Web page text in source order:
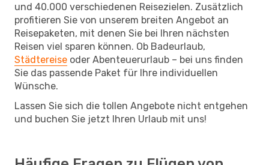
und 40.000 verschiedenen Reisezielen. Zusätzlich
profitieren Sie von unserem breiten Angebot an
Reisepaketen, mit denen Sie bei Ihren nächsten
Reisen viel sparen können. Ob Badeurlaub,
Städtereise oder Abenteuerurlaub – bei uns finden
Sie das passende Paket für Ihre individuellen
Wünsche.
Lassen Sie sich die tollen Angebote nicht entgehen
und buchen Sie jetzt Ihren Urlaub mit uns!